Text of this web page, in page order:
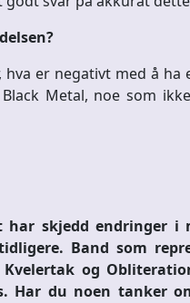
hva er negativt med å ha
Metal, noe som
skjedd endringer i
Band som
og
Har du noen tanker